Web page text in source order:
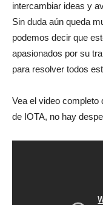
intercambiar ideas y
Sin duda aún queda
podemos decir que
apasionados por su
para resolver todos
Vea el video completo
de IOTA, no hay